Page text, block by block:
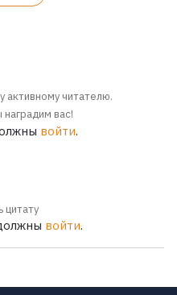
активному читателю.
вас!
войти.
цитату
войти.